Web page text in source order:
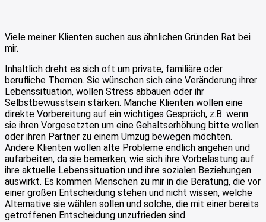
Viele meiner Klienten suchen aus ähnlichen Gründen Rat bei
mir.
Inhaltlich dreht es sich oft um private, familiäre oder
berufliche Themen. Sie wünschen sich eine Veränderung ihrer
Lebenssituation, wollen Stress abbauen oder ihr
Selbstbewusstsein stärken. Manche Klienten wollen eine
direkte Vorbereitung auf ein wichtiges Gespräch, z.B. wenn
sie ihren Vorgesetzten um eine Gehaltserhöhung bitte wollen
oder ihren Partner zu einem Umzug bewegen möchten.
Andere Klienten wollen alte Probleme endlich angehen und
aufarbeiten, da sie bemerken, wie sich ihre Vorbelastung auf
ihre aktuelle Lebenssituation und ihre sozialen Beziehungen
auswirkt. Es kommen Menschen zu mir in die Beratung, die vor
einer großen Entscheidung stehen und nicht wissen, welche
Alternative sie wählen sollen und solche, die mit einer bereits
getroffenen Entscheidung unzufrieden sind.